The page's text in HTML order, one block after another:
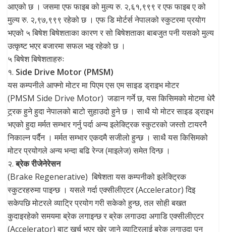
आएको छ । जसमा एफ फाइब को मुल्य रु. २,६१,९९९ र एफ फाइब ए को
मुल्य रु. २,९७,९९९ रहेको छ । एफ डि मोर्टर्स नेपालको स्कुटरमा प्रयोग
भएको ५ बिषेश बिषेशताका कारण र सो बिषेशताका बाबजुत पनी यसको मुल्य
उत्कृष्ट भएर बजारमा सफल भइ रहेको छ ।
५ बिषेश बिषेशताहरुः
१. Side Drive Motor (PMSM)
यस कम्पनीले आफ्नो मोटर मा पिएम एस एम साइड ड्राइभ मोटर
(PMSM Side Drive Motor) जडान गर्ने छ, यस किसिमको मोटमा धेरै
ट्र्रक हुने हुदा नेपालको बाटो सुहाउदो हुने छ । साथै यो मोटर साइड ड्राइभ
भएको हुदा मर्मत सम्भार गर्नु पर्दा अन्य इलेक्ट्रिक स्कुटरको जस्तो टायरनै
निकाल्न पर्दैन । मर्मत सम्भार एकदमै सजीलो हुन्छ । साथै यस किसिमको
मोटर प्रयोगले अन्य भन्दा बढि रेन्ज (माइलेज) समेत दिन्छ ।
२.ब्रेक रीजेनेरेसन
(Brake Regenerative) बिषेशता यस कम्पनीको इलेक्ट्रिक
स्कुटरहरुमा पाइन्छ । यसले गर्दा एक्सीलीएटर (Accelerator) दिइ
सकेपछि मोटरले व्याट्रि प्रयोग गरी सकेको हुन्छ, तल सोही बखत
कुदाइरहेको समयमा ब्रेक लगाइन्छ र ब्रेक लगाउदा अगाडि एक्सीलीएटर
(Accelerator) बाट खर्च भएर खेर जाने व्याट्रिलाई ब्रेक लगाउदा पुन